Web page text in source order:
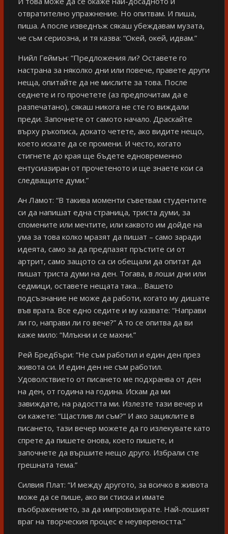
отвратително упражнение. Но опитвам. И пиша,
пиша. А после изведнъж сякаш убеждавам музата,
че съм сериозна, и тя казва: “Окей, окей, идвам.”
Нийл Геймън: “Предложения ли? Оставете го
настрана за няколко дни или повече, правете други
неща, опитайте да не мислите за това. После
седнете и го прочетете (аз предпочитам да е
разпечатано), сякаш никога не сте го виждали
преди. Започнете от самото начало. Драскайте
върху ръкописа, докато четете, ако видите нещо,
което искате да се промени. И често, когато
стигнете до края ще бъдете едновременно
ентусиазиран от прочетеното и ще знаете кои са
следващите думи.”
Ан Ламот: “В такива моменти съветвам студентите
си да напишат една страница, триста думи, за
спомените или мечтите, или каквото им дойде на
ума за това колко мразят да пишат – само заради
идеята, само за да предпазят пръстите си от
артрит, само защото са си обещали да опитат да
пишат триста думи на ден. Тогава, в лоши дни или
седмици, оставете нещата така… Вашето
подсъзнание не може да работи, когато му дишате
във врата. Все едно седите и му казвате: “Направи
ли го, направи ли го вече?” А то се опитва да ви
каже мило: “Млъкни и се махни.”
Рей Бредбъри: “Не съм работил и един ден през
живота си. И един ден не съм работил.
Удоволствието от писането ме подхранва от ден
на ден, от година на година. Искам да ми
завиждате, на радостта ми. Излезте тази вечер и
си кажете: “Щастлив ли съм?” И ако зациклите в
писането, тази вечер можете да го излекувате като
спрете да пишете онова, което пишете, и
започнете да вършите нещо друго. Избрали сте
грешната тема.”
Силвия Плат: “И между другото, за всичко в живота
може да се пише, ако ви стиска и имате
въображението, за да импровизирате. Най-лошият
враг на творческия процес е неувереността.”